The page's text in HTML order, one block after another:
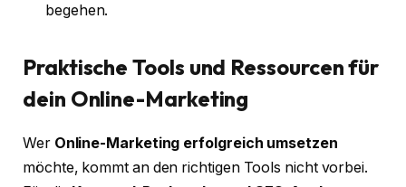
begehen.
Praktische Tools und Ressourcen für
dein Online-Marketing
Wer Online-Marketing erfolgreich umsetzen
möchte, kommt an den richtigen Tools nicht vorbei.